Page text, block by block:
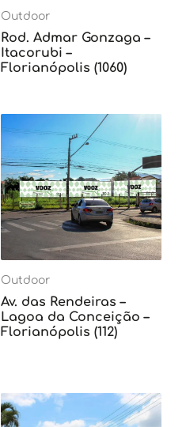
Outdoor
Rod. Admar Gonzaga –
Itacorubi –
Florianópolis (1060)
Outdoor
Av. das Rendeiras –
Lagoa da Conceição –
Florianópolis (112)